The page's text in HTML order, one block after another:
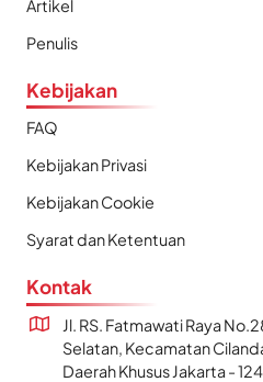
Artikel
Penulis
Kebijakan
FAQ
Kebijakan Privasi
Kebijakan Cookie
Syarat dan Ketentuan
Kontak
Jl. RS. Fatmawati Raya
Selatan, Kecamatan
Daerah Khusus Jakarta -